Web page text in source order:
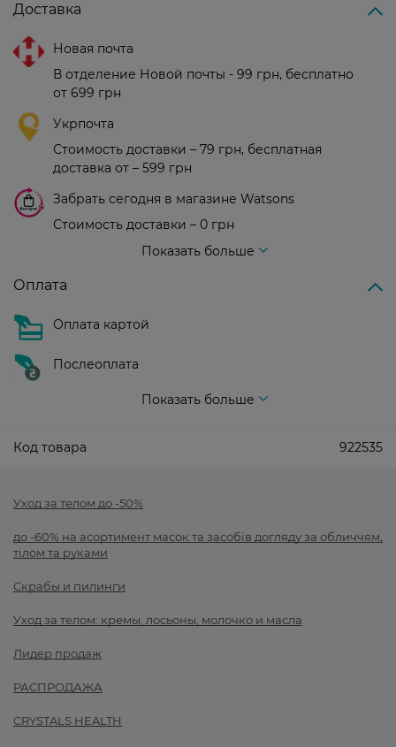
Доставка
Новая почта
В отделение Новой почты - 99 грн, бесплатно
от 699 грн
Укрпочта
Стоимость доставки – 79 грн, бесплатная
доставка от – 599 грн
Забрать сегодня в магазине Watsons
Стоимость доставки – 0 грн
Показать больше
Оплата
Оплата картой
Послеоплата
Показать больше
Код товара 922535
Уход за телом до -50%
до -60% на асортимент масок та засобів догляду за обличчям,
тілом та руками
Скрабы и пилинги
Уход за телом: кремы, лосьоны, молочко и масла
Лидер продаж
РАСПРОДАЖА
CRYSTALS HEALTH